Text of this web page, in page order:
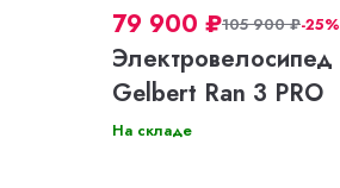
79 900 ₽105 900₽-25%
Электровелосипед
Gelbert Ran 3 PRO
На складе